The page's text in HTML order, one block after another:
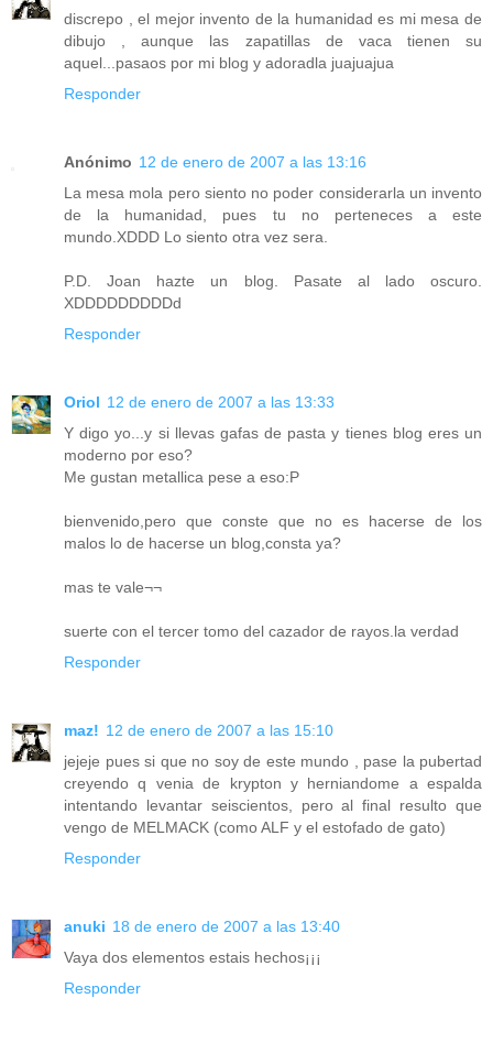
discrepo , el mejor invento de la humanidad es mi mesa de
dibujo , aunque las zapatillas de vaca tienen su
aquel...pasaos por mi blog y adoradla juajuajua
Responder
Anónimo 12 de enero de 2007 a las 13:16
La mesa mola pero siento no poder considerarla un invento
de la humanidad, pues tu no perteneces a este
mundo.XDDD Lo siento otra vez sera.
P.D. Joan hazte un blog. Pasate al lado oscuro.
XDDDDDDDDDd
Responder
Oriol 12 de enero de 2007 a las 13:33
Y digo yo...y si llevas gafas de pasta y tienes blog eres un
moderno por eso?
Me gustan metallica pese a eso:P
bienvenido,pero que conste que no es hacerse de los
malos lo de hacerse un blog,consta ya?
mas te vale¬¬
suerte con el tercer tomo del cazador de rayos.la verdad
Responder
maz! 12 de enero de 2007 a las 15:10
jejeje pues si que no soy de este mundo , pase la pubertad
creyendo q venia de krypton y herniandome a espalda
intentando levantar seiscientos, pero al final resulto que
vengo de MELMACK (como ALF y el estofado de gato)
Responder
anuki 18 de enero de 2007 a las 13:40
Vaya dos elementos estais hechos¡¡¡
Responder